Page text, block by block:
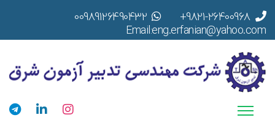
9821-26400968+
00989126490432
Email:eng.erfanian@yahoo.com